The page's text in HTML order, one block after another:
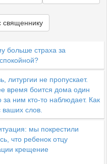
священнику
больше страха за
литургии не пропускает.
время боится дома один
за ним кто-то наблюдает. Как
слов.
мы покрестили
что ребенок отцу
крещение